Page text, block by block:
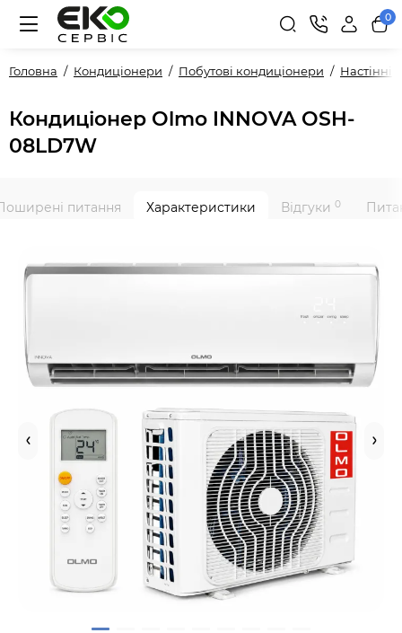
0
Головна Кондиціонери Побутові кондиціонери Настінні
Кондиціонер Olmo INNOVA OSH-
08LD7W
питання Характеристики Відгуки 0